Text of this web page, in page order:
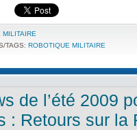
MILITAIRE
TAGS: ROBOTIQUE MILITAIRE
de l’été 2009
: Retours sur la